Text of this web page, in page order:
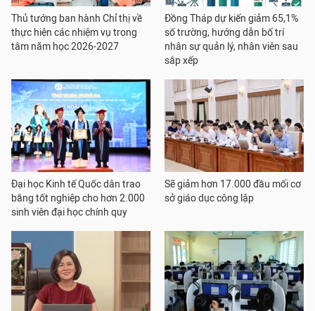
Thủ tướng ban hành Chỉ thị về
thực hiện các nhiệm vụ trọng
tâm năm học 2026-2027
Đồng Tháp dự kiến giảm 65,1%
số trường, hướng dẫn bố trí
nhân sự quản lý, nhân viên sau
sắp xếp
Đại học Kinh tế Quốc dân trao
bằng tốt nghiệp cho hơn 2.000
sinh viên đại học chính quy
Sẽ giảm hơn 17.000 đầu mối cơ
sở giáo dục công lập